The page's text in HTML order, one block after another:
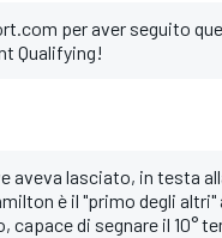
per aver seguito
Qualifying!
aveva lasciato, in testa
è il "primo degli
capace di segnare il 10°